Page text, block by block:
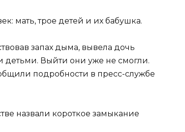
мать, трое детей и их бабушка.
запах дыма, вывела дочь
детьми. Выйти они уже не смогли.
подробности в пресс-службе
назвали короткое замыкание